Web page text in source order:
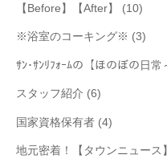
【Before】【After】 (10)
※浴室のコーキング※ (3)
ｻﾝ･ｻﾝﾘﾌｫｰﾑの【ほのぼの日常
スタッフ紹介 (6)
国家資格保有者 (4)
地元密着！【タウンニュース